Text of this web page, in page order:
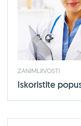
ZANIMLJIVOSTI
Iskoristite